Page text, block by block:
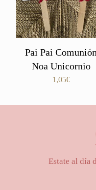
Pai Pai Comunión
Noa Unicornio
1,05€
Estate al día